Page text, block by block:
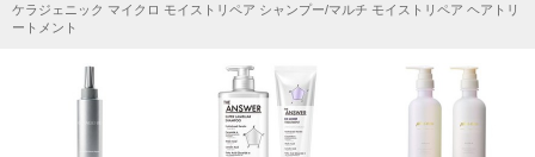
ケラジェニック マイクロ モイストリペア シャンプー/マルチ モイストリペア ヘアトリ
ートメント